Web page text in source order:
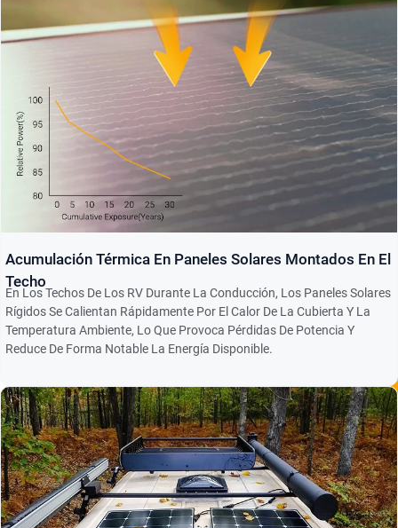
Acumulación Térmica En Paneles Solares Montados En El
Techo
En Los Techos De Los RV Durante La Conducción, Los Paneles Solares
Rígidos Se Calientan Rápidamente Por El Calor De La Cubierta Y La
Temperatura Ambiente, Lo Que Provoca Pérdidas De Potencia Y
Reduce De Forma Notable La Energía Disponible.